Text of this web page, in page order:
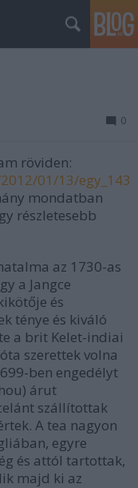
0
röviden:
01/13/egy_143
mondatban
részletesebb
az 1730-as
a Jangce
és
ténye és kiváló
a brit Kelet-indiai
szerettek volna
ben engedélyt
árut
szállítottak
A tea nagyon
egyre
és attól tartottak,
majd ki az